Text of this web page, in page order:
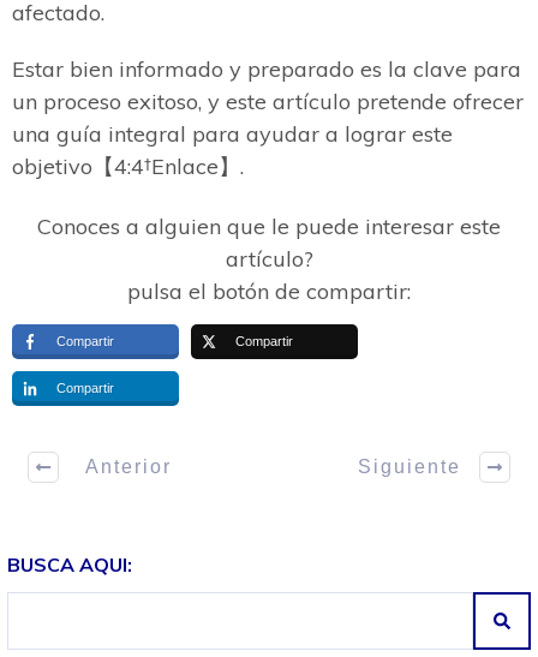
afectado.
Estar bien informado y preparado es la clave para
un proceso exitoso, y este artículo pretende ofrecer
una guía integral para ayudar a lograr este
objetivo【4:4†Enlace】.
Conoces a alguien que le puede interesar este
artículo?
pulsa el botón de compartir:
Compartir Compartir
Compartir
Anterior Siguiente
BUSCA AQUI: